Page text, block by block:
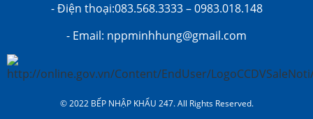
- Điện thoại:083.568.3333 – 0983.018.148
- Email: nppminhhung@gmail.com
© 2022 BẾP NHẬP KHẨU 247. All Rights Reserved.